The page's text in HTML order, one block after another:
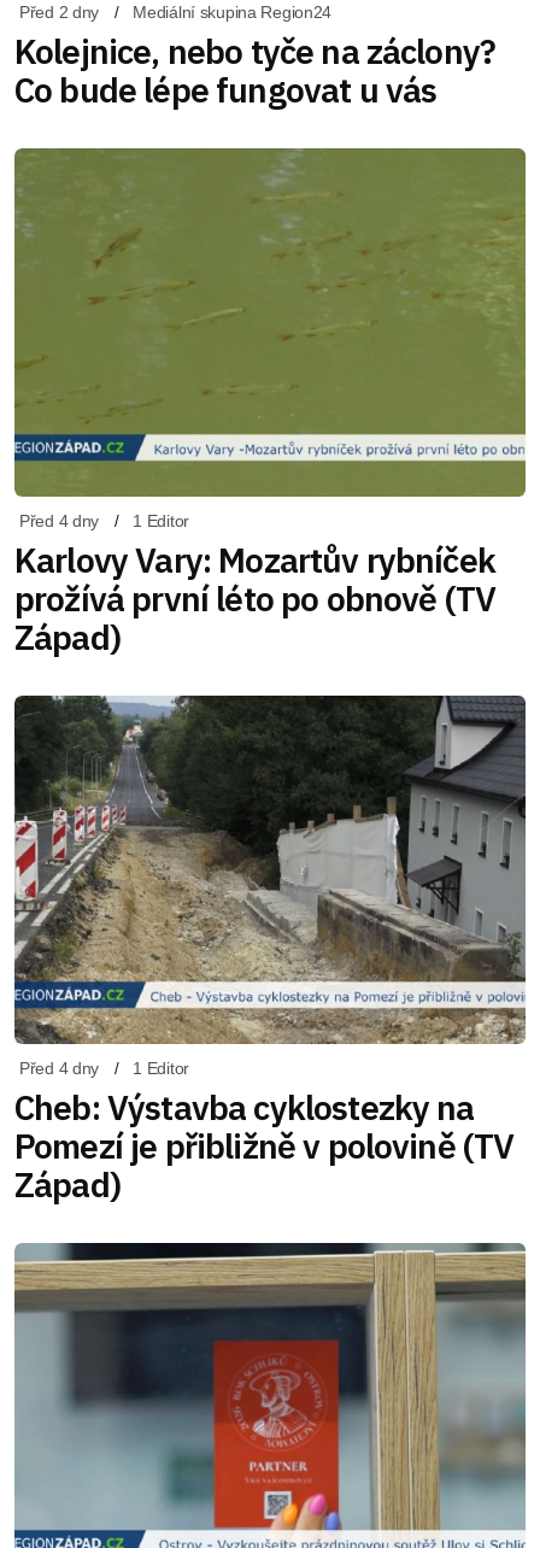
Před 2 dny Mediální skupina Region24
Kolejnice, nebo tyče na záclony?
Co bude lépe fungovat u vás
Před 4 dny 1 Editor
Karlovy Vary: Mozartův rybníček
prožívá první léto po obnově (TV
Západ)
Před 4 dny 1 Editor
Cheb: Výstavba cyklostezky na
Pomezí je přibližně v polovině (TV
Západ)